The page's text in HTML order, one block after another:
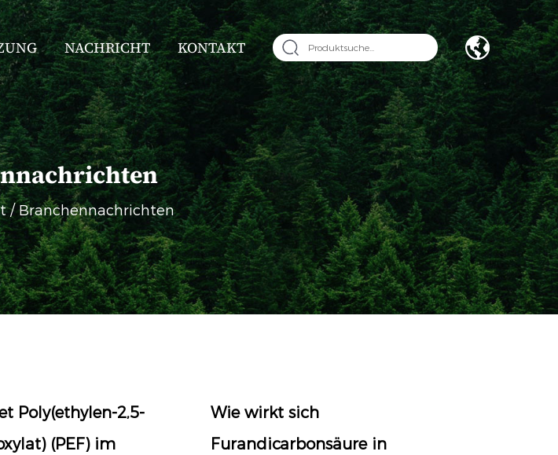
NACHRICHT KONTAKT
/Branchennachrichten
Poly(ethylen-2,5-
(PEF) im
Wie wirkt sich
Furandicarbonsäure in